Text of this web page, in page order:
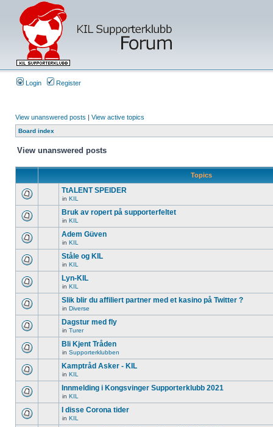
Login Register
View unanswered posts | View active topics
Board index
View unanswered posts
Topics
TtALENT SPEIDER
in KIL
Bruk av ropert på supporterfeltet
in KIL
Adem Güven
in KIL
Ståle og KIL
in KIL
Lyn-KIL
in KIL
Slik blir du affiliert partner med et kasino på Twitter ?
in Diverse
Dagstur med fly
in Turer
Bli Kjent Tråden
in Supporterklubben
Kamptråd Asker - KIL
in KIL
Innmelding i Kongsvinger Supporterklubb 2021
in KIL
I disse Corona tider
in KIL